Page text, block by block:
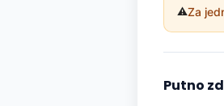
⚠️Za
Putno